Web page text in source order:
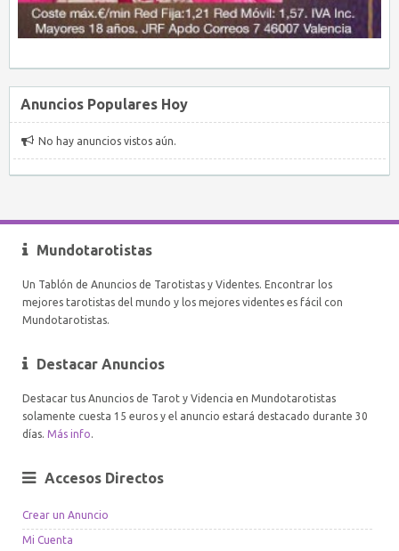
Anuncios Populares Hoy
No hay anuncios vistos aún.
Mundotarotistas
Un Tablón de Anuncios de Tarotistas y Videntes. Encontrar los
mejores tarotistas del mundo y los mejores videntes es fácil con
Mundotarotistas.
Destacar Anuncios
Destacar tus Anuncios de Tarot y Videncia en Mundotarotistas
solamente cuesta 15 euros y el anuncio estará destacado durante 30
días. Más info.
Accesos Directos
Crear un Anuncio
Mi Cuenta